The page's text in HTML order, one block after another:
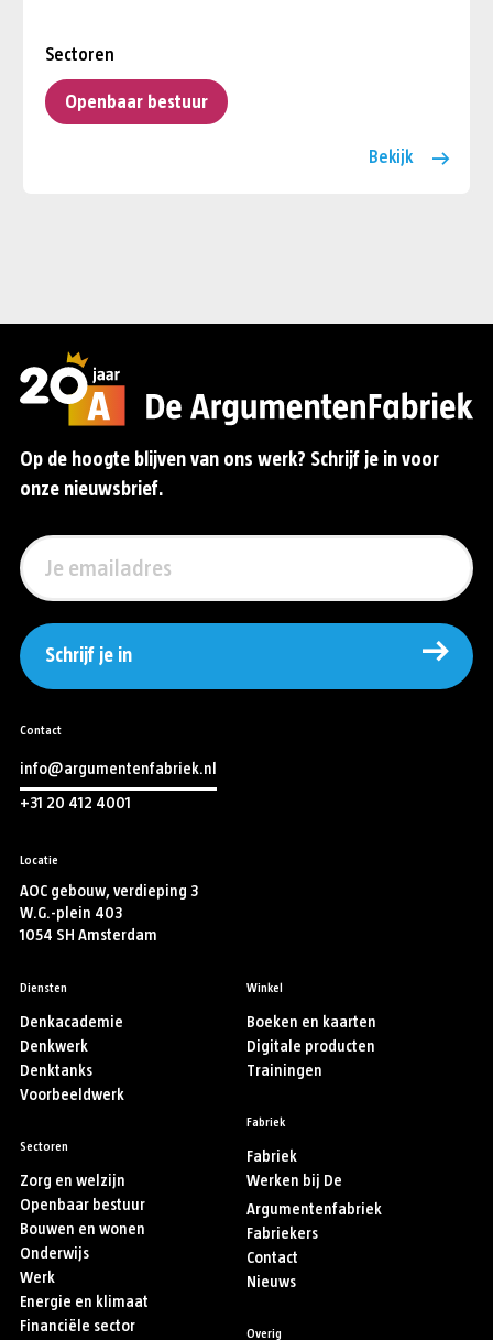
Sectoren
Openbaar bestuur
Bekijk
Op de hoogte blijven van ons werk? Schrijf je in voor
onze nieuwsbrief.
Schrijf je in
Contact
info@argumentenfabriek.nl
+31 20 412 4001
Locatie
AOC gebouw, verdieping 3
W.G.-plein 403
1054 SH Amsterdam
Diensten
Denkacademie
Denkwerk
Denktanks
Voorbeeldwerk
Sectoren
Zorg en welzijn
Openbaar bestuur
Bouwen en wonen
Onderwijs
Werk
Energie en klimaat
Financiële sector
Winkel
Boeken en kaarten
Digitale producten
Trainingen
Fabriek
Fabriek
Werken bij De
Argumentenfabriek
Fabriekers
Contact
Nieuws
Overig